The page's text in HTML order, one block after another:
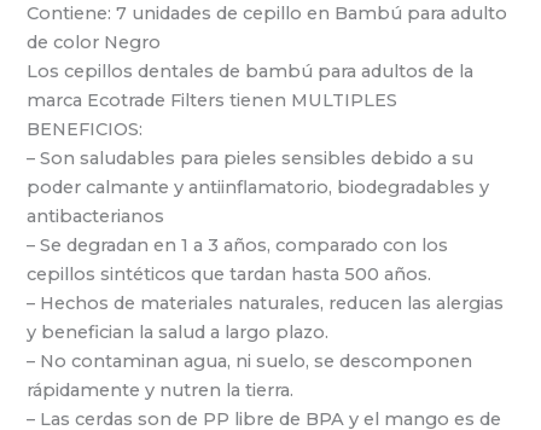
Contiene: 7 unidades de cepillo en Bambú para adulto
de color Negro
Los cepillos dentales de bambú para adultos de la
marca Ecotrade Filters tienen MULTIPLES
BENEFICIOS:
– Son saludables para pieles sensibles debido a su
poder calmante y antiinflamatorio, biodegradables y
antibacterianos
– Se degradan en 1 a 3 años, comparado con los
cepillos sintéticos que tardan hasta 500 años.
– Hechos de materiales naturales, reducen las alergias
y benefician la salud a largo plazo.
– No contaminan agua, ni suelo, se descomponen
rápidamente y nutren la tierra.
– Las cerdas son de PP libre de BPA y el mango es de